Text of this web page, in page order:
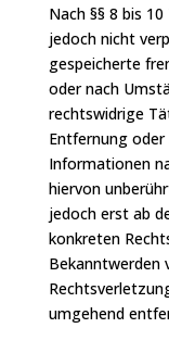
Nach §§ 8 bis
jedoch nicht
gespeicherte
oder nach
rechtswidrige
Entfernung
Informationen
hiervon
jedoch erst ab
konkreten
Bekanntwerden
umgehend